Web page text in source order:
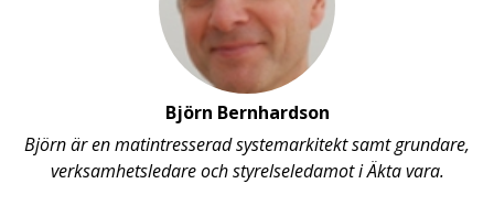
Björn Bernhardson
Björn är en matintresserad systemarkitekt samt grundare,
verksamhetsledare och styrelseledamot i Äkta vara.